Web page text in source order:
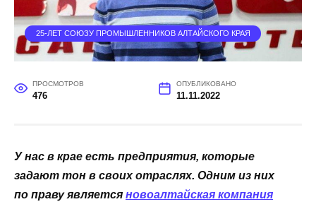
25-ЛЕТ СОЮЗУ ПРОМЫШЛЕННИКОВ АЛТАЙСКОГО КРАЯ
ПРОСМОТРОВ
476
ОПУБЛИКОВАНО
11.11.2022
У нас в крае есть предприятия, которые
задают тон в своих отраслях. Одним из них
по праву является новоалтайская компания